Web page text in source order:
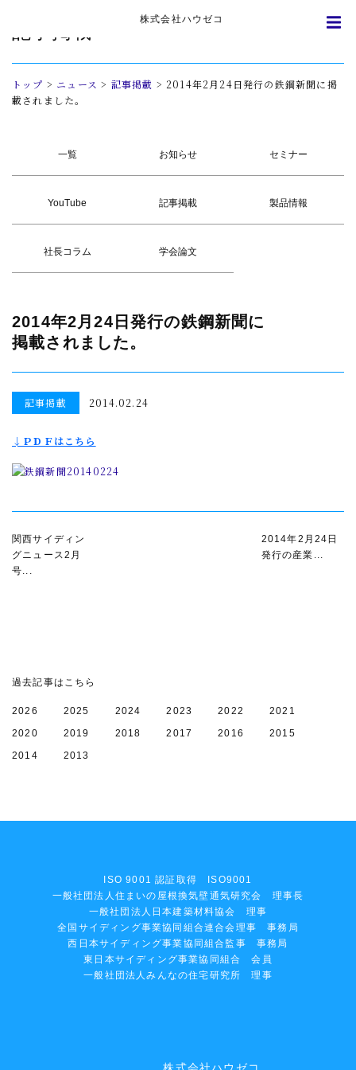
株式会社ハウゼコ
トップ > ニュース > 記事掲載 > 2014年2月24日発行の鉄鋼新聞に掲
載されました。
一覧 お知らせ セミナー
YouTube 記事掲載 製品情報
社長コラム 学会論文
2014年2月24日発行の鉄鋼新聞に
掲載されました。
記事掲載 2014.02.24
↓ＰＤＦはこちら
関西サイディン
グニュース2月
号...
2014年2月24日
発行の産業...
過去記事はこちら
2026 2025 2024 2023 2022
2021
2020
2019 2018 2017 2016
2015
2014
2013
ISO 9001 認証取得 ISO9001
一般社団法人住まいの屋根換気壁通気研究会 理事長
一般社団法人日本建築材料協会 理事
全国サイディング事業協同組合連合会理事 事務局
西日本サイディング事業協同組合監事 事務局
東日本サイディング事業協同組合 会員
一般社団法人みんなの住宅研究所 理事
株式会社ハウゼコ